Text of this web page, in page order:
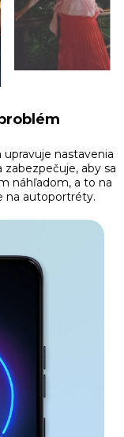
nastavenia
aby sa
náhľadom, a to na
na autoportréty.